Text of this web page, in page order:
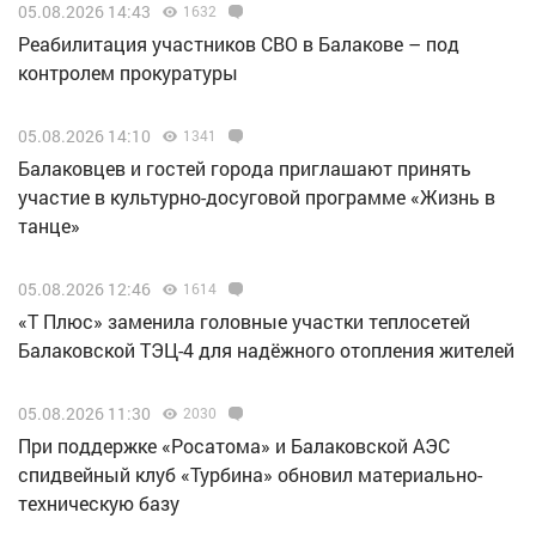
05.08.2026 14:43 1632
Реабилитация участников СВО в Балакове – под
контролем прокуратуры
05.08.2026 14:10 1341
Балаковцев и гостей города приглашают принять
участие в культурно-досуговой программе «Жизнь в
танце»
05.08.2026 12:46 1614
«Т Плюс» заменила головные участки теплосетей
Балаковской ТЭЦ-4 для надёжного отопления жителей
05.08.2026 11:30 2030
При поддержке «Росатома» и Балаковской АЭС
спидвейный клуб «Турбина» обновил материально-
техническую базу